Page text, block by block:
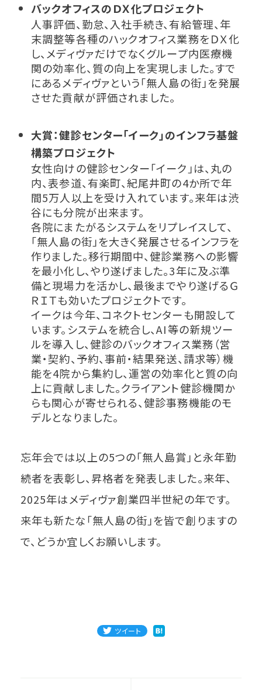
バックオフィスのＤＸ化プロジェクト
人事評価、勤怠、入社手続き、有給管理、年
末調整等各種のハックオフィス業務をＤＸ化
し、メディヴァだけでなくグループ内医療機
関の効率化、質の向上を実現しました。すで
にあるメディヴァという「無人島の街」を発展
させた貢献が評価されました。
大賞：健診センター「イーク」のインフラ基盤
構築プロジェクト
女性向けの健診センター「イーク」は、丸の
内、表参道、有楽町、紀尾井町の4か所で年
間5万人以上を受け入れています。来年は渋
谷にも分院が出来ます。
各院にまたがるシステムをリプレイスして、
「無人島の街」を大きく発展させるインフラを
作りました。移行期間中、健診業務への影響
を最小化し、やり遂げました。3年に及ぶ準
備と現場力を活かし、最後までやり遂げるＧ
ＲＩＴも効いたプロジェクトです。
イークは今年、コネクトセンターも開設して
います。システムを統合し、AI等の新規ツー
ルを導入し、健診のバックオフィス業務（営
業・契約、予約、事前・結果発送、請求等）機
能を4院から集約し、運営の効率化と質の向
上に貢献しました。クライアント健診機関か
らも関心が寄せられる、健診事務機能のモ
デルとなりました。
忘年会では以上の5つの「無人島賞」と永年勤
続者を表彰し、昇格者を発表しました。来年、
2025年はメディヴァ創業四半世紀の年です。
来年も新たな「無人島の街」を皆で創りますの
で、どうか宜しくお願いします。
ツイート